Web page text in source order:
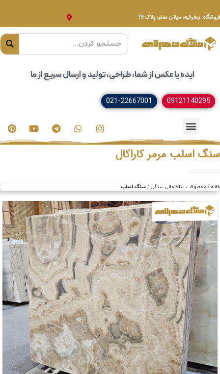
فروشگاه: زعفرانیه، میلان سنتر، پلاک 19
ایده یا عکس از شما، طراحی، تولید و ارسال سریع از ما
09121140295
021-22667001
سنگ اسلب مرمر کاراکال
خانه محصولات ساختمانی سنگی سنگ اسلب